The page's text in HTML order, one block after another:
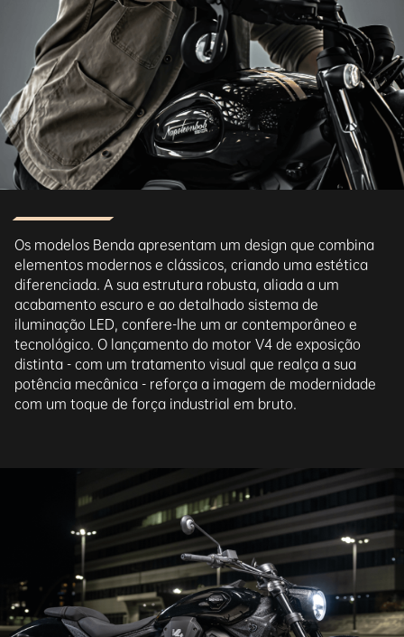
Os modelos Benda apresentam um design que combina
elementos modernos e clássicos, criando uma estética
diferenciada. A sua estrutura robusta, aliada a um
acabamento escuro e ao detalhado sistema de
iluminação LED, confere-lhe um ar contemporâneo e
tecnológico. O lançamento do motor V4 de exposição
distinta - com um tratamento visual que realça a sua
potência mecânica - reforça a imagem de modernidade
com um toque de força industrial em bruto.